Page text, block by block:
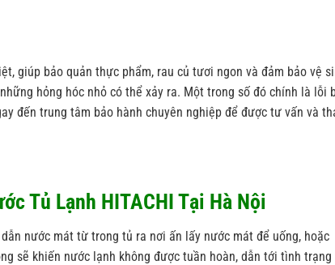
giúp bảo quản thực phẩm, rau củ tươi ngon và đảm bảo vệ
hỏng hóc nhỏ có thể xảy ra. Một trong số đó chính là lỗi
đến trung tâm bảo hành chuyên nghiệp để được tư vấn và
Tủ Lạnh HITACHI Tại Hà Nội
nước mát từ trong tủ ra nơi ấn lấy nước mát để uống, hoặc
sẽ khiến nước lạnh không được tuần hoàn, dẫn tới tình trạng